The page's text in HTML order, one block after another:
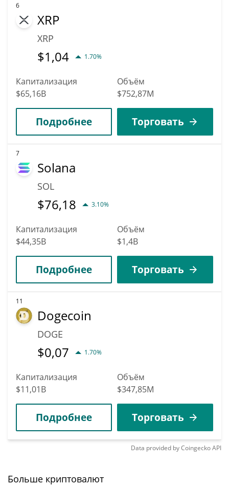
6
XRP
XRP
$1,04 1.70%
Капитализация
$65,16B
Объём
$752,87M
Подробнее Торговать
7
Solana
SOL
$76,18 3.10%
Капитализация
$44,35B
Объём
$1,4B
Подробнее Торговать
11
Dogecoin
DOGE
$0,07 1.70%
Капитализация
$11,01B
Объём
$347,85M
Подробнее Торговать
Data provided byCoingeckoAPI
Больше криптовалют